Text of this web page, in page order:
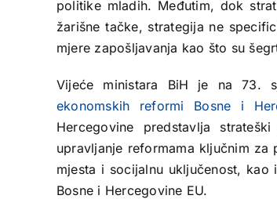
politike mladih. Međutim, dok
žarišne tačke, strategija ne
mjere zapošljavanja kao što su
Vijeće ministara BiH je na 73.
ekonomskih reformi Bosne i
Hercegovine predstavlja
upravljanje reformama ključnim
mjesta i socijalnu uključenost,
Bosne i Hercegovine EU.